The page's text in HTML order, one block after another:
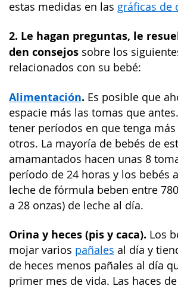
estas medidas en las gráficas de
2. Le hagan preguntas, le
den consejos sobre los
relacionados con su bebé:
Alimentación. Es posible que
espacie más las tomas que
tener períodos en que tenga
otros. La mayoría de bebés de
amamantados hacen unas 8
período de 24 horas y los bebés
leche de fórmula beben entre
a 28 onzas) de leche al día.
Orina y heces (pis y caca). Los
mojar varios pañales al día y
de heces menos pañales al día
primer mes de vida. Las haces